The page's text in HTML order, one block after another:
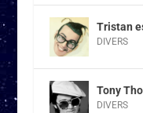
Tristan
DIVERS
Tony
DIVERS